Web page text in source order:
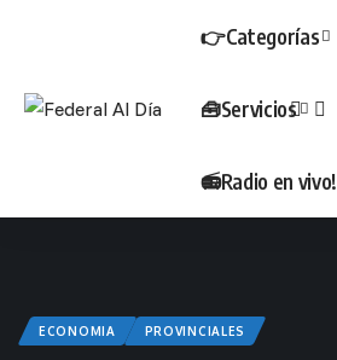
👉Categorías
🧰Servicios
📻Radio en vivo!
ECONOMIA PROVINCIALES